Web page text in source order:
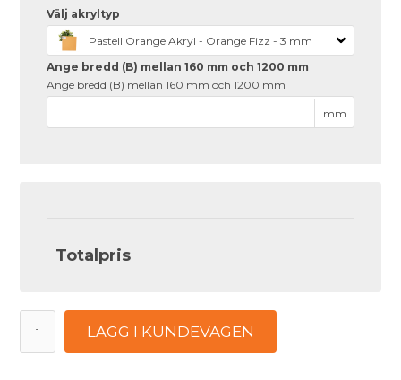
Välj akryltyp
Pastell Orange Akryl - Orange Fizz - 3 mm
Ange bredd (B) mellan 160 mm och 1200 mm
Ange bredd (B) mellan 160 mm och 1200 mm
mm
Totalpris
LÄGG I KUNDEVAGEN